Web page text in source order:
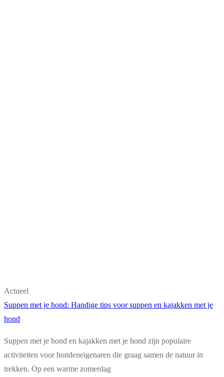
Actueel
Suppen met je hond: Handige tips voor suppen en kajakken met je
hond
Suppen met je hond en kajakken met je hond zijn populaire
activiteiten voor hondeneigenaren die graag samen de natuur in
trekken. Op een warme zomerdag